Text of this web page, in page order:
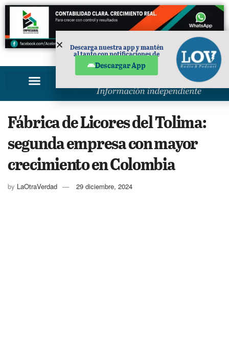
PUBLICIDAD
Fábrica de Licores del Tolima:
segunda empresa con mayor
crecimiento en Colombia
by LaOtraVerdad 29 diciembre, 2024
Descarga nuestra app y mantén
al tanto con notificaciones de
Descargar App